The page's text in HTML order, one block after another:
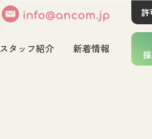
スタッフ紹介 新着情報
許